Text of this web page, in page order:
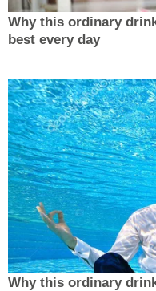
Why this ordinary
best every day
Why this ordinary